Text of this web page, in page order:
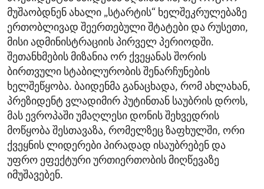
მუშაობდნენ ახალი „სტარტის“ ხელშეკრულებაზე
ერთობლივად შეერთებული შტატები და რუსეთი,
მისი ადმინისტრაციის პირველ პერიოდში.
შეთანხმების მიზანია ორ ქვეყანას შორის
ბირთვული სტაბილურობის შენარჩუნების
ხელშეწყობა. ბაიდენმა განაცხადა, რომ ახლახან,
პრეზიდენტ ვლადიმირ პუტინთან საუბრის დროს,
მას ევროპაში უმაღლესი დონის შეხვედრის
მოწყობა შესთავაზა, რომელზეც ზაფხულში, ორი
ქვეყნის ლიდერები პირადად ისაუბრებენ და
უფრო ეფექტური ურთიერთობის მიღწევაზე
იმუშავებენ.